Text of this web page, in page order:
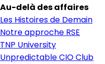
Au-delà des affaires
Les Histoires de Demain
Notre approche RSE
TNP University
Unpredictable CIO Club